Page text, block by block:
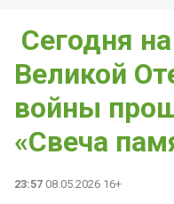
Сегодня
Великой
войны
«Свеча
23:57 08.05.2026 16+